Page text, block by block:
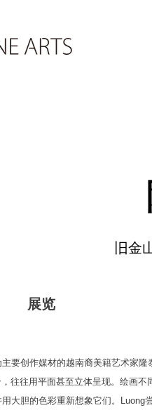
旧金
展览
要创作媒材的越南裔美籍艺术家
往往用平面甚至立体呈现。绘画
大胆的色彩重新想象它们。